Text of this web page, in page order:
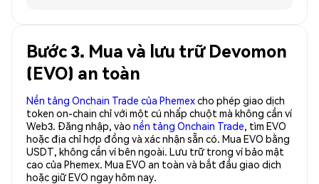
Bước 3. Mua và lưu trữ Devomon
(EVO) an toàn
Nền tảng Onchain Trade của Phemexcho phép giao dịch
token on-chain chỉ với một cú nhấp chuột mà không cần ví
Web3. Đăng nhập, vào nền tảng Onchain Trade, tìm EVO
hoặc địa chỉ hợp đồng và xác nhận sẵn có. Mua EVO bằng
USDT, không cần ví bên ngoài. Lưu trữ trong ví bảo mật
cao của Phemex. Mua EVO an toàn và bắt đầu giao dịch
hoặc giữ EVO ngay hôm nay.